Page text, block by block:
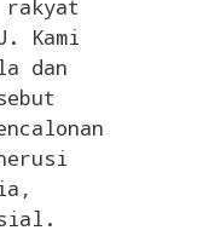
Kami
dan